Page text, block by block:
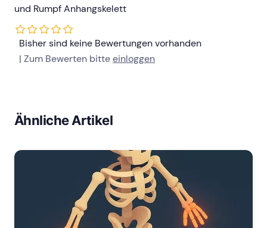
und Rumpf Anhangskelett
Bisher sind keine Bewertungen vorhanden
| Zum Bewerten bitteeinloggen
Ähnliche Artikel